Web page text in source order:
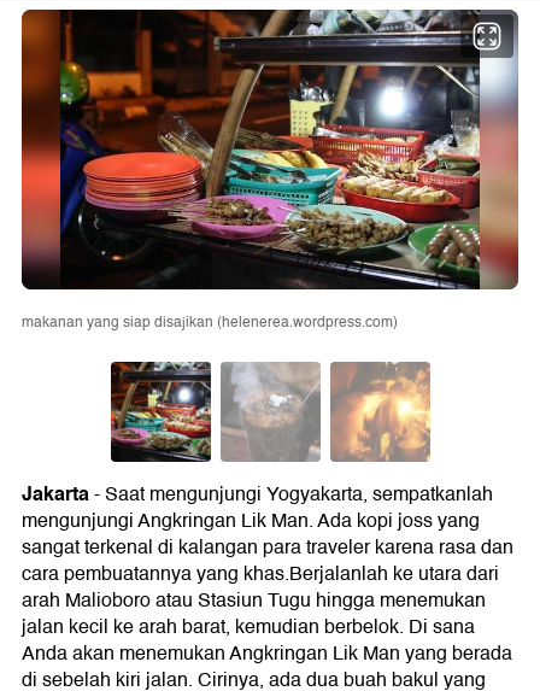
makanan yang siap disajikan (helenerea.wordpress.com)
Jakarta- Saat mengunjungi Yogyakarta, sempatkanlah
mengunjungi Angkringan Lik Man. Ada kopi joss yang
sangat terkenal di kalangan para traveler karena rasa dan
cara pembuatannya yang khas.Berjalanlah ke utara dari
arah Malioboro atau Stasiun Tugu hingga menemukan
jalan kecil ke arah barat, kemudian berbelok. Di sana
Anda akan menemukan Angkringan Lik Man yang berada
di sebelah kiri jalan. Cirinya, ada dua buah bakul yang